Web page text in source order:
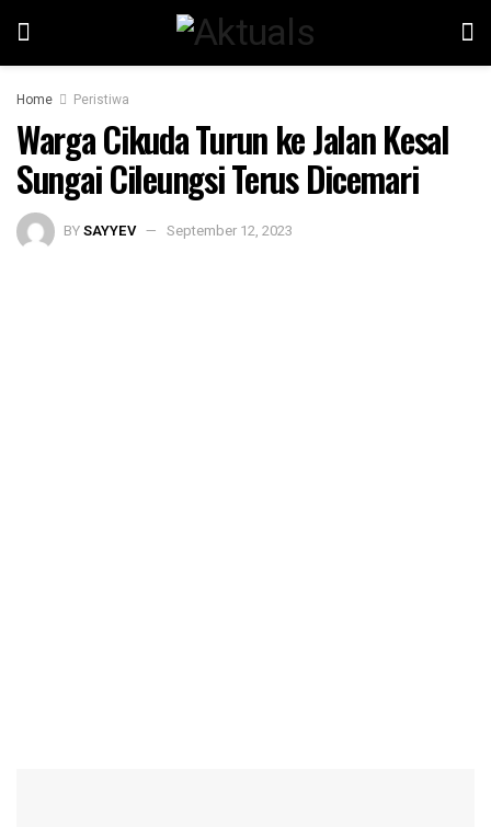
Home Peristiwa
Warga Cikuda Turun ke Jalan Kesal
Sungai Cileungsi Terus Dicemari
BYSAYYEV September 12, 2023